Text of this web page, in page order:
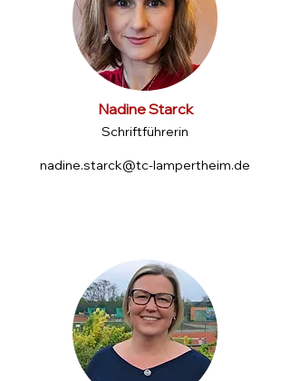
Nadine Starck
Schriftführerin
nadine.starck@tc-lampertheim.de